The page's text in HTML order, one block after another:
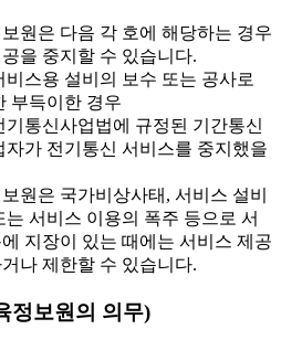
원은 다음 각 호에 해당하는 경우
을 중지할 수 있습니다.
비스용 설비의 보수 또는 공사로
부득이한 경우
기통신사업법에 규정된 기간통신
자가 전기통신 서비스를 중지했을
원은 국가비상사태, 서비스 설비
는 서비스 이용의 폭주 등으로 서
지장이 있는 때에는 서비스 제공
나 제한할 수 있습니다.
정보원의 의무)